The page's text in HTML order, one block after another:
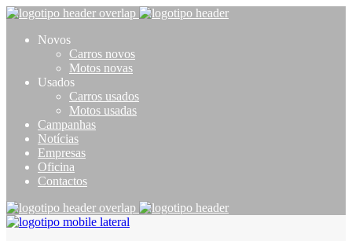
Novos
Carros novos
Motos novas
Usados
Carros usados
Motos usadas
Campanhas
Notícias
Empresas
Oficina
Contactos